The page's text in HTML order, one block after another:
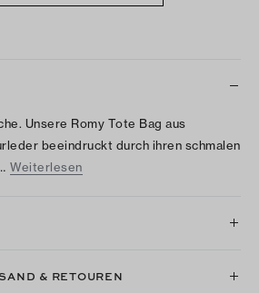
Unsere Romy Tote Bag aus
beeindruckt durch ihren schmalen
Weiterlesen
& RETOUREN